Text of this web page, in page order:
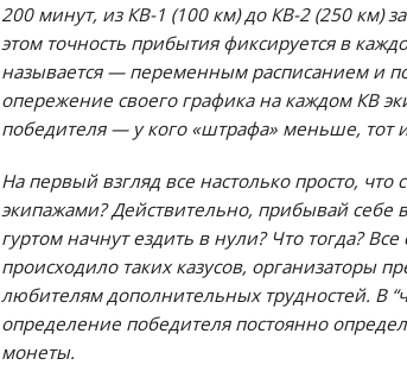
200 минут, из КВ-1 (100 км) до КВ-2 (250 км)
этом точность прибытия фиксируется в
называется — переменным расписанием и
опережение своего графика на каждом КВ
победителя — у кого «штрафа» меньше, тот
На первый взгляд все настолько просто,
экипажами? Действительно, прибывай
гуртом начнут ездить в нули? Что тогда?
происходило таких казусов, организаторы
любителям дополнительных трудностей. В
определение победителя постоянно
монеты.